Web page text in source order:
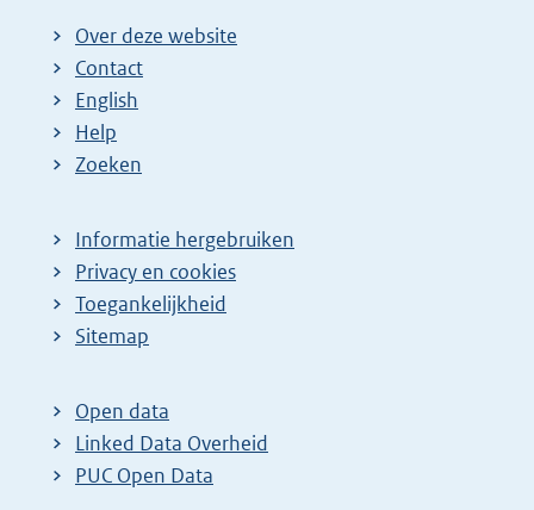
Over deze website
Contact
English
Help
Zoeken
Informatie hergebruiken
Privacy en cookies
Toegankelijkheid
Sitemap
Open data
Linked Data Overheid
PUC Open Data